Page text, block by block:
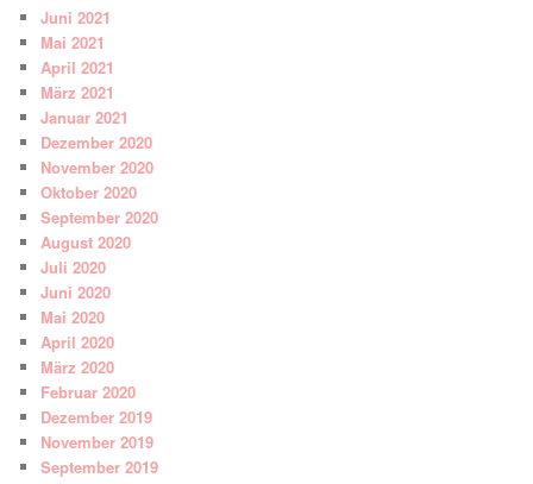
Juni 2021
Mai 2021
April 2021
März 2021
Januar 2021
Dezember 2020
November 2020
Oktober 2020
September 2020
August 2020
Juli 2020
Juni 2020
Mai 2020
April 2020
März 2020
Februar 2020
Dezember 2019
November 2019
September 2019